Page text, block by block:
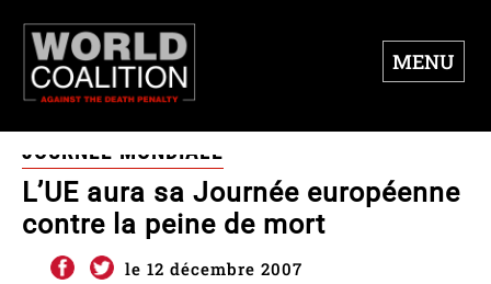
MENU
L’UE aura sa Journée européenne
contre la peine de mort
JOURNÉE MONDIALE
le 12 décembre 2007